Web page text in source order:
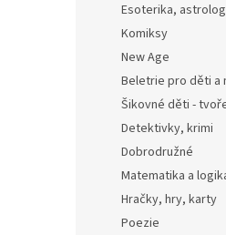
Esoterika,
Komiksy
New Age
Beletrie pro děti a
Šikovné děti -
Detektivky, krimi
Dobrodružné
Matematika a
Hračky, hry, karty
Poezie